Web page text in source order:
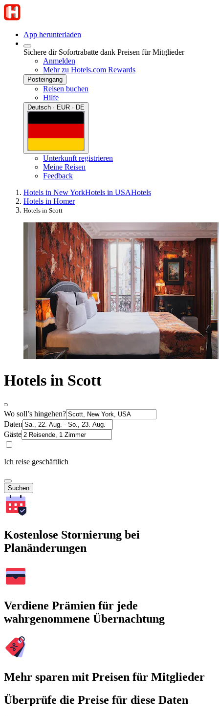
App herunterladen
Sichere dir Sofortrabatte dank Preisen für Mitglieder
Anmelden
Mehr zu Hotels.com Rewards
Posteingang
Reisen buchen
Hilfe
Deutsch · EUR · DE
Unterkunft registrieren
Meine Reisen
Feedback
Hotels in New YorkHotels in USAHotels
Hotels in Homer
Hotels in Scott
Hotels in Scott
Wo soll’s hingehen?
Daten
Gäste
Ich reise geschäftlich
Suchen
Kostenlose Stornierung bei
Planänderungen
Verdiene Prämien für jede
wahrgenommene Übernachtung
Mehr sparen mit Preisen für Mitglieder
Überprüfe die Preise für diese Daten